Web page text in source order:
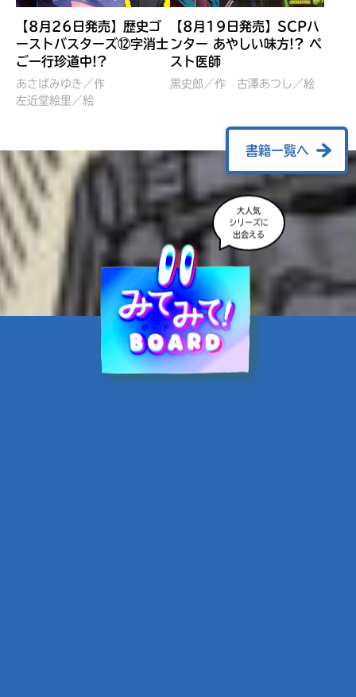
ぼくたちのマインクラフト
冒険記 エンチャント剣
VS暴走モブ
営委員会／協力
レッツゴー！まいぜんシス
ターズ とつぜん、王様に
佐久間さのすけ／絵
【8月26日発売】歴史ゴ
ーストバスターズ⑫字消士
ご一行珍道中!?
あさばみゆき／作
左近堂絵里／絵
【8月19日発売】SCPハ
ンター あやしい味方!? ペ
スト医師
黒史郎／作 古澤あつし／絵
書籍一覧へ
大人気
シリーズに
出会える